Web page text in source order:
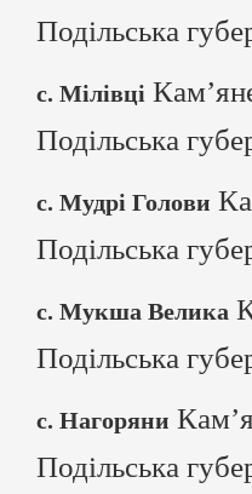
Подільська
с. Мілівці
Подільська
с. Мудрі Голови
Подільська
с. Мукша Велика
Подільська
с. Нагоряни
Подільська